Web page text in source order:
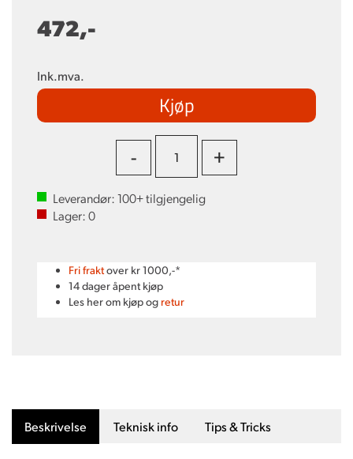
472,-
Ink.mva.
Kjøp
- +
Leverandør:100+tilgjengelig
Lager:0
Fri fraktover kr 1000,-*
14 dager åpent kjøp
Les her om kjøp og retur
Beskrivelse Teknisk info Tips & Tricks